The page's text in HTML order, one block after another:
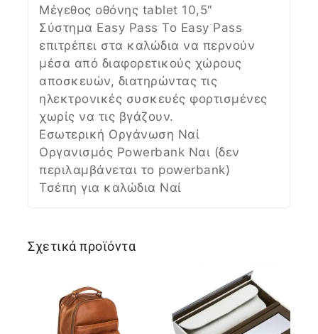
Μέγεθος οθόνης tablet 10,5″
Σύστημα Easy Pass Το Easy Pass
επιτρέπει στα καλώδια να περνούν
μέσα από διαφορετικούς χώρους
αποσκευών, διατηρώντας τις
ηλεκτρονικές συσκευές φορτισμένες
χωρίς να τις βγάζουν.
Εσωτερική Οργάνωση Ναί
Οργανισμός Powerbank Ναι (δεν
περιλαμβάνεται το powerbank)
Τσέπη για καλώδια Ναί
Σχετικά προϊόντα